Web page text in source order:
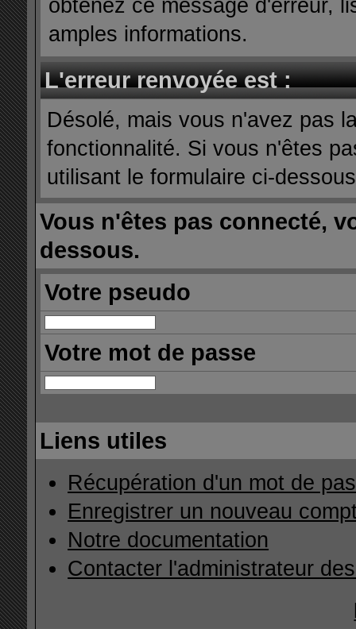
obtenez ce message d'erreur,
amples informations.
L'erreur renvoyée est :
Désolé, mais vous n'avez pas
fonctionnalité. Si vous n'êtes
utilisant le formulaire ci-
Vous n'êtes pas connecté,
dessous.
Votre pseudo
Votre mot de passe
Liens utiles
Récupération d'un mot de
Enregistrer un nouveau
Notre documentation
Contacter l'administrateur